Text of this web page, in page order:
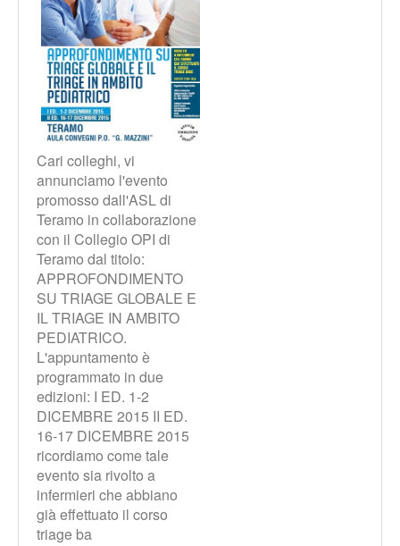
Cari colleghi, vi
annunciamo l'evento
promosso dall'ASL di
Teramo in collaborazione
con il Collegio OPI di
Teramo dal titolo:
APPROFONDIMENTO
SU TRIAGE GLOBALE E
IL TRIAGE IN AMBITO
PEDIATRICO.
L'appuntamento è
programmato in due
edizioni: I ED. 1-2
DICEMBRE 2015 II ED.
16-17 DICEMBRE 2015
ricordiamo come tale
evento sia rivolto a
infermieri che abbiano
già effettuato il corso
triage ba